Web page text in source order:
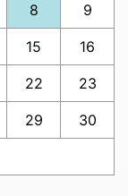
8 9
15 16
22 23
29 30